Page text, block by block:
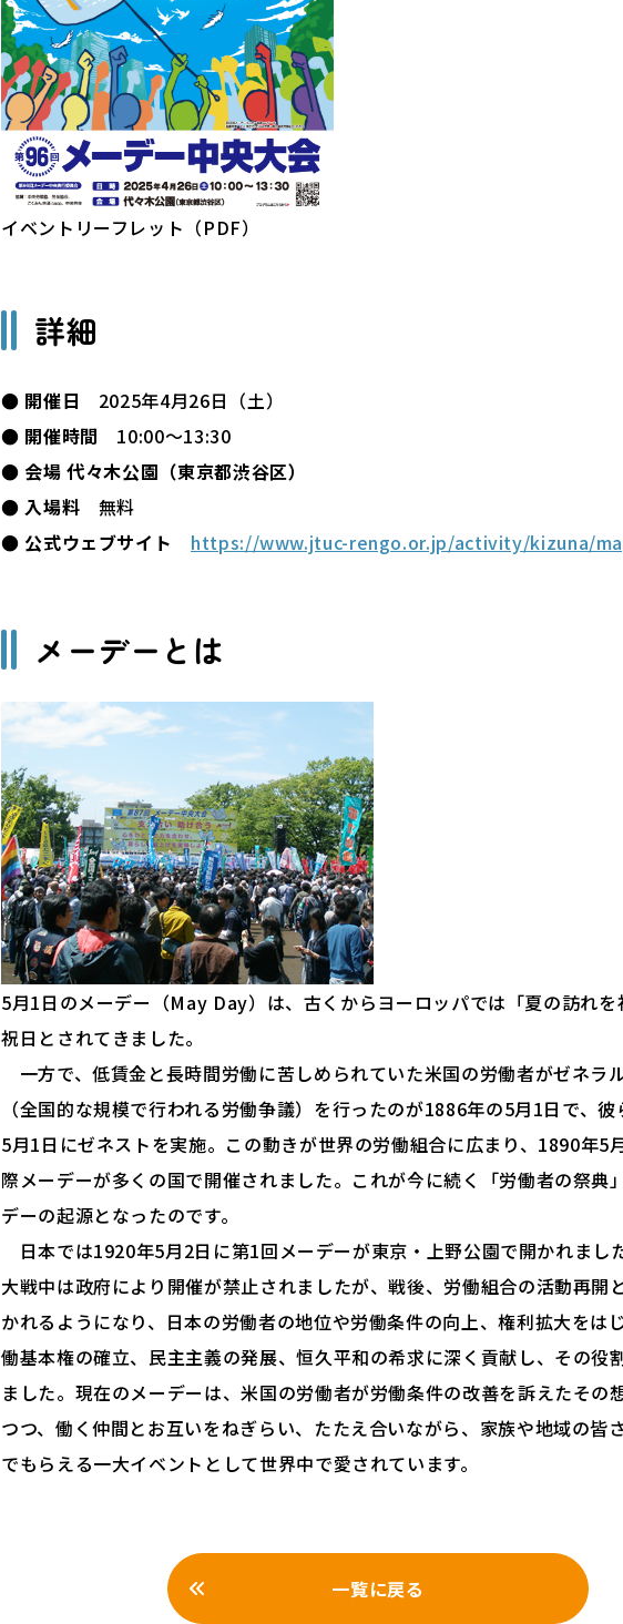
イベントリーフレット（PDF）
詳細
● 開催日 2025年4月26日（土）
● 開催時間 10:00〜13:30
● 会場 代々木公園（東京都渋谷区）
● 入場料 無料
● 公式ウェブサイト
https://www.jtuc-rengo.or.jp/activity/kizuna/
メーデーとは
5月1日のメーデー（May Day）は、古くからヨーロッパでは「夏の訪れ
祝日とされてきました。
一方で、低賃金と長時間労働に苦しめられていた米国の労働者がゼネラ
（全国的な規模で行われる労働争議）を行ったのが1886年の5月1日で、
5月1日にゼネストを実施。この動きが世界の労働組合に広まり、1890年5
際メーデーが多くの国で開催されました。これが今に続く「労働者の祭典
デーの起源となったのです。
日本では1920年5月2日に第1回メーデーが東京・上野公園で開かれまし
大戦中は政府により開催が禁止されましたが、戦後、労働組合の活動再開
かれるようになり、日本の労働者の地位や労働条件の向上、権利拡大をは
働基本権の確立、民主主義の発展、恒久平和の希求に深く貢献し、その役
ました。現在のメーデーは、米国の労働者が労働条件の改善を訴えたその
つつ、働く仲間とお互いをねぎらい、たたえ合いながら、家族や地域の皆
でもらえる一大イベントとして世界中で愛されています。
一覧に戻る